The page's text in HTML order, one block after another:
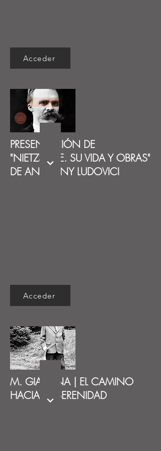
Acceder
PRESENTACIÓN DE
"NIETZSCHE. SU VIDA Y OBRAS"
DE ANTHONY LUDOVICI
Acceder
M. GIARDINA | EL CAMINO
HACIA LA SERENIDAD